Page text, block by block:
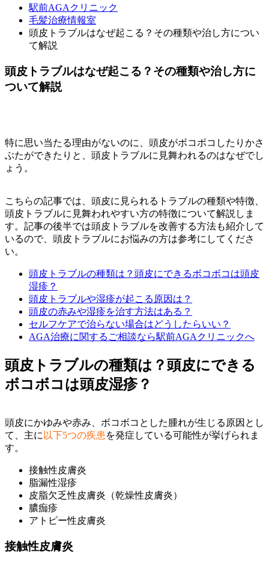
駅前AGAクリニック
毛髪治療情報室
頭皮トラブルはなぜ起こる？その種類や治し方につい
て解説
頭皮トラブルはなぜ起こる？その種類や治し方に
ついて解説
特に思い当たる理由がないのに、頭皮がボコボコしたりかさ
ぶたができたりと、頭皮トラブルに見舞われるのはなぜでし
ょう。
こちらの記事では、頭皮に見られるトラブルの種類や特徴、
頭皮トラブルに見舞われやすい方の特徴について解説しま
す。記事の後半では頭皮トラブルを改善する方法も紹介して
いるので、頭皮トラブルにお悩みの方は参考にしてくださ
い。
頭皮トラブルの種類は？頭皮にできるボコボコは頭皮
湿疹？
頭皮トラブルや湿疹が起こる原因は？
頭皮の赤みや湿疹を治す方法はある？
セルフケアで治らない場合はどうしたらいい？
AGA治療に関するご相談なら駅前AGAクリニックへ
頭皮トラブルの種類は？頭皮にできる
ボコボコは頭皮湿疹？
頭皮にかゆみや赤み、ボコボコとした腫れが生じる原因とし
て、主に 以下5つの疾患 を発症している可能性が挙げられま
す。
接触性皮膚炎
脂漏性湿疹
皮脂欠乏性皮膚炎（乾燥性皮膚炎）
膿痂疹
アトピー性皮膚炎
接触性皮膚炎